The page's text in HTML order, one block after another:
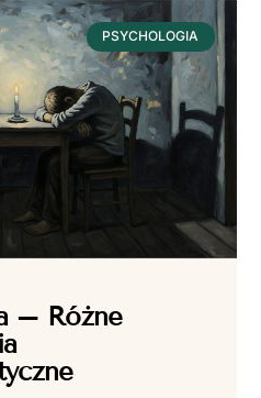
PSYCHOLOGIA
– Różne